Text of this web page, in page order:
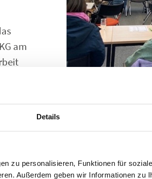
Details
zu personalisieren, Funktionen für
Außerdem geben wir Informationen zu
am
mit